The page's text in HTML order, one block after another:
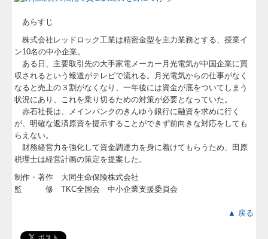
あらすじ
株式会社レッドロック工業は精密金型を主力業務とする、授業イ
ン10名の中小企業。
ある日、主要取引先の大手家電メーカー月光電気が中国企業に買
収されるという報道がテレビで流れる。月光電気からの仕事がなく
なると売上の３割がなくなり、一年後には資金が底をついてしまう
状況にあり、これを乗り切るための対策が必要となっていた。
赤石社長は、メインバンクのきんゆう銀行に融資を求めに行く
が、明確な返済原資を提示することができず前向きな対応をしても
らえない。
財務経営力を強化して資金調達力を身に着けてもらうため、田原
税理士は経営計画の策定を提案した。
制作・著作 大同生命保険株式会社
監 修 TKC全国会 中小企業支援委員会
▲ 戻る